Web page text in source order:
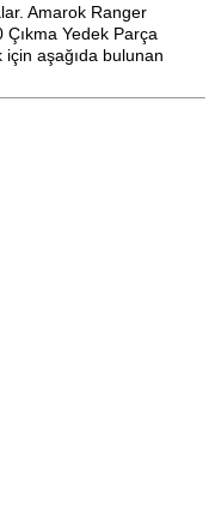
Amarok Ranger
Yedek Parça
aşağıda bulunan